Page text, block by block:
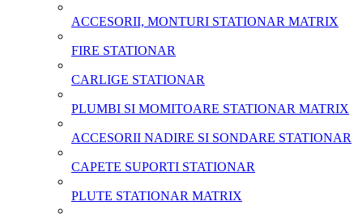
ACCESORII, MONTURI STATIONAR MATRIX
FIRE STATIONAR
CARLIGE STATIONAR
PLUMBI SI MOMITOARE STATIONAR MATRIX
ACCESORII NADIRE SI SONDARE STATIONAR
CAPETE SUPORTI STATIONAR
PLUTE STATIONAR MATRIX